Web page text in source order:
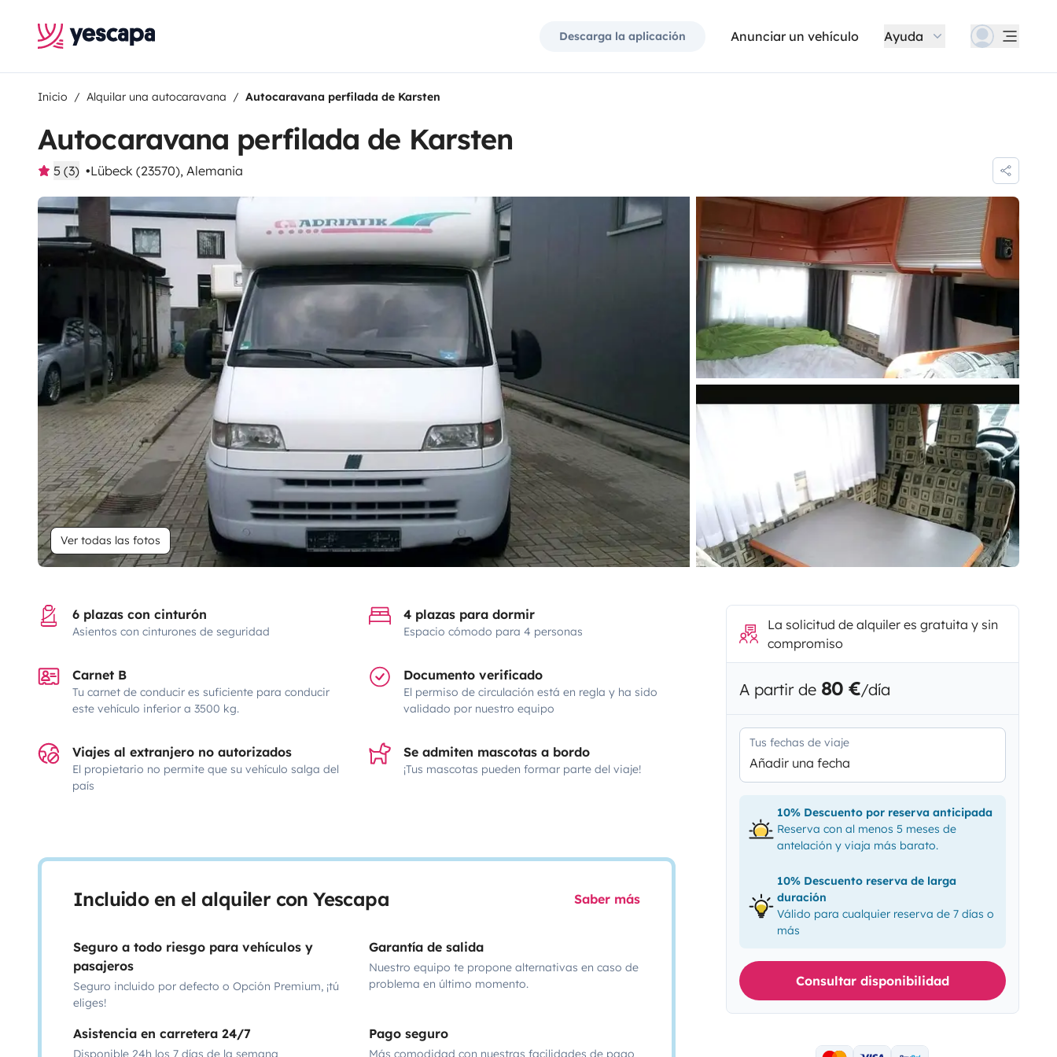
Descarga la aplicación Anunciar un vehículo Ayuda
Inicio Alquilar una autocaravana Autocaravana perfilada de Karsten
Autocaravana perfilada de Karsten
5 (3) Lübeck (23570), Alemania
Ver todas las fotos
6 plazas con cinturón
Asientos con cinturones de seguridad
4 plazas para dormir
Espacio cómodo para 4 personas
Carnet B
Tu carnet de conducir es suficiente para conducir
este vehículo inferior a 3500 kg.
Documento verificado
El permiso de circulación está en regla y ha sido
validado por nuestro equipo
Viajes al extranjero no autorizados
El propietario no permite que su vehículo salga del
país
Se admiten mascotas a bordo
¡Tus mascotas pueden formar parte del viaje!
Incluido en el alquiler con Yescapa Saber más
Seguro a todo riesgo para vehículos y
pasajeros
Seguro incluido por defecto o Opción Premium, ¡tú
eliges!
Garantía de salida
Nuestro equipo te propone alternativas en caso de
problema en último momento.
Asistencia en carretera 24/7
Disponible 24h los 7 días de la semana
Pago seguro
Más comodidad con nuestras facilidades de pago
La solicitud de alquiler es gratuita y sin
compromiso
A partir de 80 €/día
Tus fechas de viaje
Añadir una fecha
10% Descuento por reserva anticipada
Reserva con al menos 5 meses de
antelación y viaja más barato.
10% Descuento reserva de larga
duración
Válido para cualquier reserva de 7 días o
más
Consultar disponibilidad